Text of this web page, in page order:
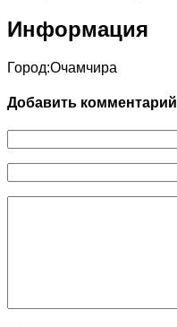
Информация
Город:Очамчира
Добавить комментарий